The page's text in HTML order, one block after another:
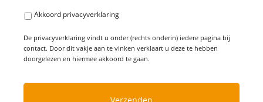
Akkoord privacyverklaring
De privacyverklaring vindt u onder (rechts onderin) iedere pagina bij
contact. Door dit vakje aan te vinken verklaart u deze te hebben
doorgelezen en hiermee akkoord te gaan.